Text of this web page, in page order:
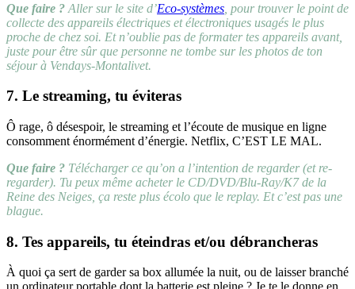
Que faire ? Aller sur le site d’Eco-systèmes , pour trouver le point de
collecte des appareils électriques et électroniques usagés le plus
proche de chez soi. Et n’oublie pas de formater tes appareils avant,
juste pour être sûr que personne ne tombe sur les photos de ton
séjourà Vendays-Montalivet.
7. Le streaming, tu éviteras
Ô rage, ô désespoir, le streaming et l’écoute de musique en ligne
consomment énormément d’énergie. Netflix, C’EST LE MAL.
Que faire ? Télécharger ce qu’on a l’intention de regarder (et re-
regarder). Tu peux même acheter le CD/DVD/Blu-Ray/K7 de la
Reine des Neiges, ça reste plus écolo que le replay. Et c’est pas une
blague.
8. Tes appareils, tu éteindras et/ou débrancheras
À quoi ça sert de garder sa box allumée la nuit, ou de laisser branché